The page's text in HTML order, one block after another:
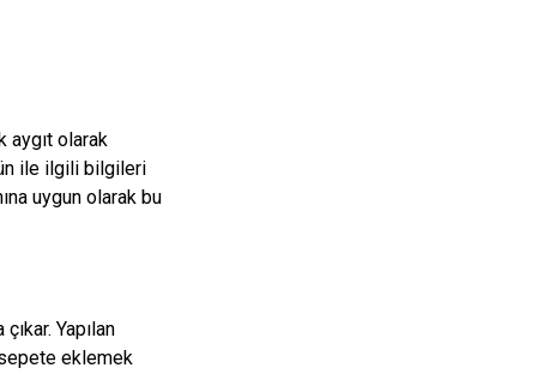
aygıt olarak
ile ilgili bilgileri
uygun olarak bu
Yapılan
eklemek